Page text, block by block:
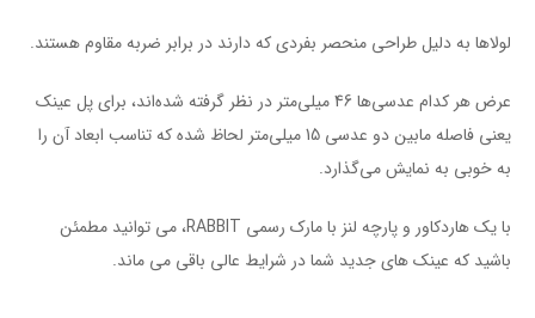
لولاها به دلیل طراحی منحصر بفردی که دارند در برابر ضربه مقاوم هستند.
عرض هر کدام عدسی‌ها 46 میلی‌متر در نظر گرفته شده‌اند، برای پل عینک
یعنی فاصله مابین دو عدسی 15 میلی‌متر لحاظ شده که تناسب ابعاد آن را
به خوبی به نمایش می‌گذارد.
با یک هاردکاور و پارچه لنز با مارک رسمی RABBIT، می توانید مطمئن
باشید که عینک های جدید شما در شرایط عالی باقی می ماند.